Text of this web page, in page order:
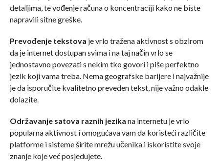
detaljima, te vođenje računa o koncentraciji kako ne biste
napravili sitne greške.
Prevođenje tekstova je vrlo tražena aktivnost s obzirom
da je internet dostupan svima i na taj način vrlo se
jednostavno povezati s nekim tko govori i piše perfektno
jezik koji vama treba. Nema geografske barijere i najvažnije
je da isporučite kvalitetno preveden tekst, nije važno odakle
dolazite.
Održavanje satova raznih jezika na internetu je vrlo
popularna aktivnost i omogućava vam da koristeći različite
platforme i sisteme širite mrežu učenika i iskoristite svoje
znanje koje već posjedujete.